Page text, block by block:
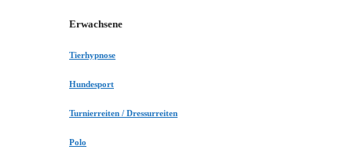
Erwachsene
Tierhypnose
Hundesport
Turnierreiten / Dressurreiten
Polo